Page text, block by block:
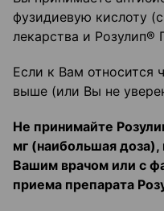
фузидиевую кислоту
лекарства и Розулип®
Если к Вам относится
выше (или Вы не
Не принимайте
мг (наибольшая доза),
Вашим врачом или с
приема препарата